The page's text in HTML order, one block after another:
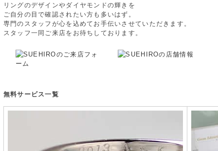
リングのデザインやダイヤモンドの輝きを
ご自分の目で確認されたい方も多いはず。
専門のスタッフが心を込めてお手伝いさせていただきます。
スタッフ一同ご来店をお待ちしております。
無料サービス一覧